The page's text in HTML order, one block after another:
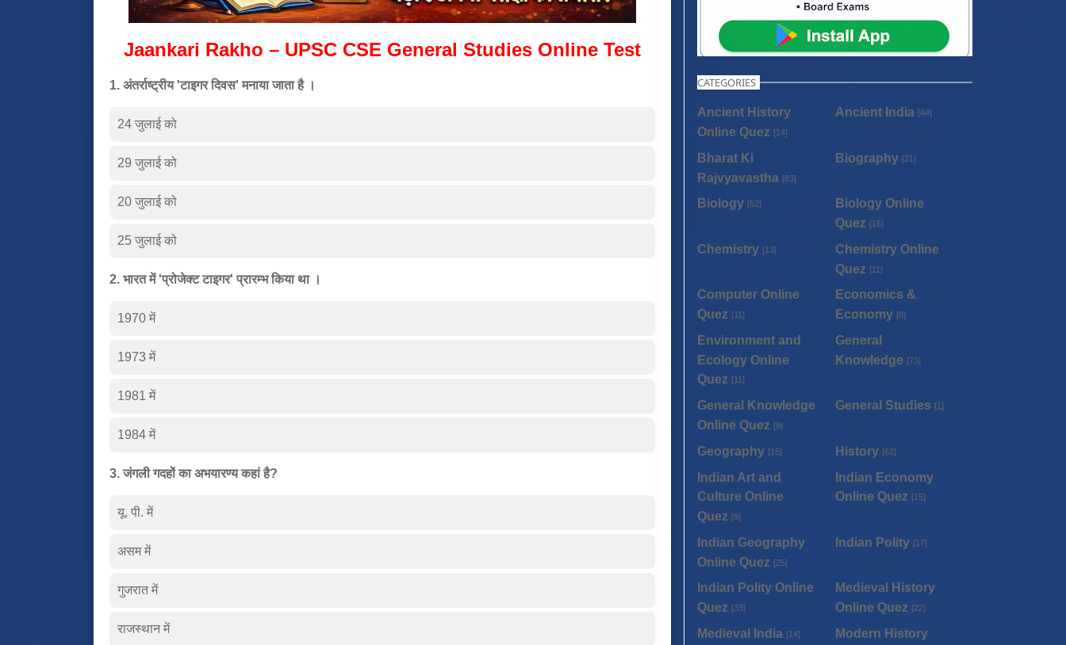
Jaankari Rakho – UPSC CSE General Studies Online Test
1. अंतर्राष्ट्रीय 'टाइगर दिवस' मनाया जाता है ।
24 जुलाई को
29 जुलाई को
20 जुलाई को
25 जुलाई को
2. भारत में 'प्रोजेक्ट टाइगर' प्रारम्भ किया था ।
1970 में
1973 में
1981 में
1984 में
3. जंगली गदहों का अभयारण्य कहां है?
यू. पी. में
असम में
गुजरात में
राजस्थान में
CATEGORIES
Ancient History
Online Quez [14]
Ancient India [44]
Bharat Ki
Rajvyavastha [83]
Biography [21]
Biology [52]
Biology Online
Quez [16]
Chemistry [13]
Chemistry Online
Quez [11]
Computer Online
Quez [11]
Economics &
Economy [8]
Environment and
Ecology Online
Quez [11]
General
Knowledge [73]
General Knowledge
Online Quez [9]
General Studies [1]
Geography [15] History [62]
Indian Art and
Culture Online
Quez [9]
Indian Economy
Online Quez [15]
Indian Geography
Online Quez [25]
Indian Polity [17]
Indian Polity Online
Quez [33]
Medieval History
Online Quez [22]
Medieval India [14]
Modern History